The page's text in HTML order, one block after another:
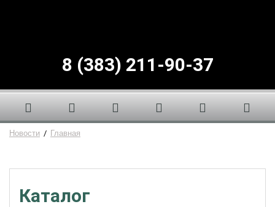
8 (383) 211-90-37
Новости / Главная
Каталог